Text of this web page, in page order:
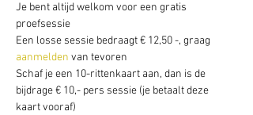
Je bent altijd welkom voor een gratis
proefsessie
Een losse sessie bedraagt € 12,50 -, graag
aanmelden van tevoren
Schaf je een 10-rittenkaart aan, dan is de
bijdrage € 10,- pers sessie (je betaalt deze
kaart vooraf)